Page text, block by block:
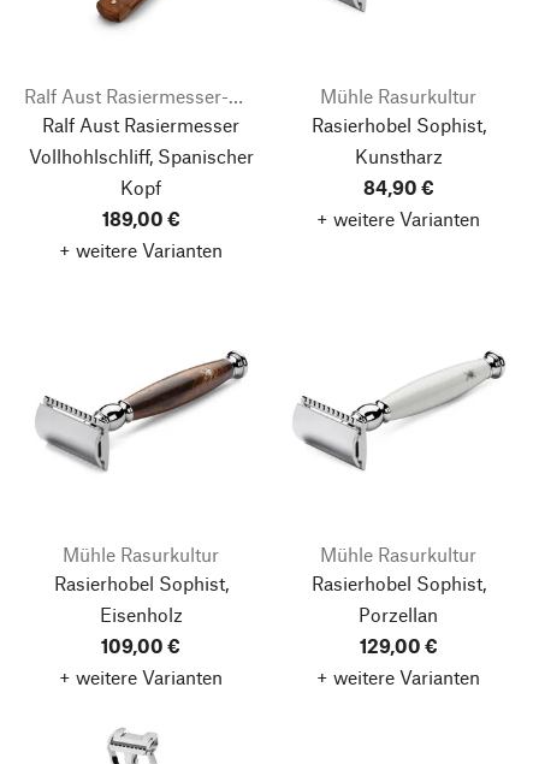
Ralf Aust Rasiermesser-Manufaktur
Ralf Aust Rasiermesser
Vollhohlschliff, Spanischer
Kopf
189,00 €
+ weitere Varianten
Mühle Rasurkultur
Rasierhobel Sophist,
Kunstharz
84,90 €
+ weitere Varianten
Mühle Rasurkultur
Rasierhobel Sophist,
Eisenholz
109,00 €
+ weitere Varianten
Mühle Rasurkultur
Rasierhobel Sophist,
Porzellan
129,00 €
+ weitere Varianten